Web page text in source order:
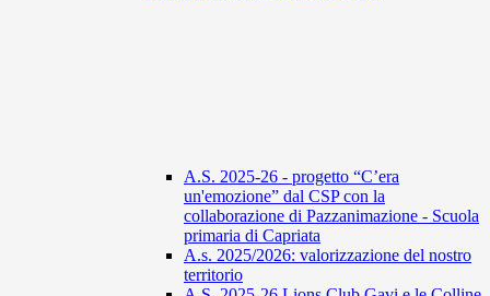
A.S. 2025-26 - progetto “C’era
un'emozione” dal CSP con la
collaborazione di Pazzanimazione - Scuola
primaria di Capriata
A.s. 2025/2026: valorizzazione del nostro
territorio